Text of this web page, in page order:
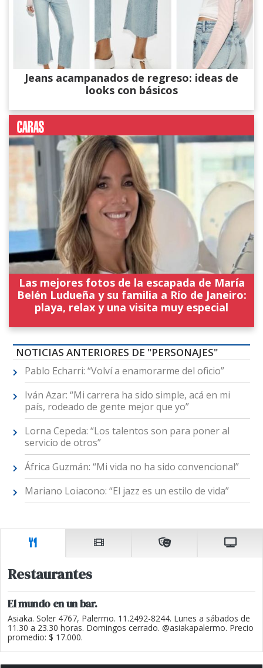
Jeans acampanados de regreso: ideas de
looks con básicos
Las mejores fotos de la escapada de María
Belén Ludueña y su familia a Río de Janeiro:
playa, relax y una visita muy especial
NOTICIAS ANTERIORES DE "PERSONAJES"
Pablo Echarri: “Volví a enamorarme del oficio”
Iván Azar: “Mi carrera ha sido simple, acá en mi
país, rodeado de gente mejor que yo”
Lorna Cepeda: “Los talentos son para poner al
servicio de otros”
África Guzmán: “Mi vida no ha sido convencional”
Mariano Loiacono: “El jazz es un estilo de vida”
Restaurantes
El mundo en un bar.
Asiaka. Soler 4767, Palermo. 11.2492-8244. Lunes a sábados de
11.30 a 23.30 horas. Domingos cerrado. @asiakapalermo. Precio
promedio: $ 17.000.